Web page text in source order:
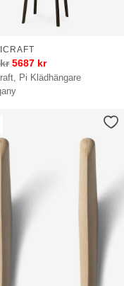
Pi Klädhängare
kr 5687 kr